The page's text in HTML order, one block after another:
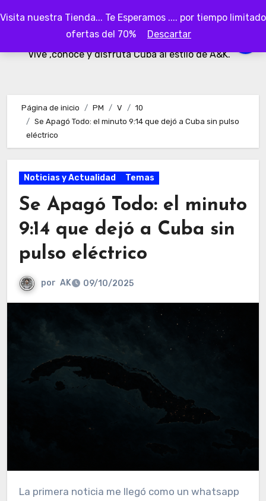
Visita nuestra Tienda... Te Esperamos .... por tiempo limitado
ofertas del 70%
Descartar
al
AKubaa
Vive ,conoce y disfruta Cuba al estilo de A&K.
Página de inicio PM V
10
Se Apagó Todo: el minuto 9:14 que dejó a Cuba sin pulso
eléctrico
Noticias y Actualidad Temas
Se Apagó Todo: el minuto
9:14 que dejó a Cuba sin
pulso eléctrico
por AK 09/10/2025
La primera noticia me llegó como un whatsapp